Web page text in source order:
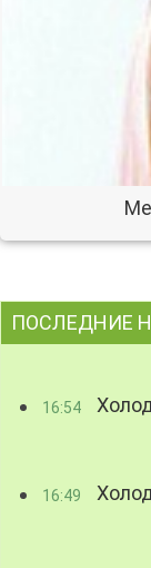
ПОСЛЕДНИЕ
16:54
16:49